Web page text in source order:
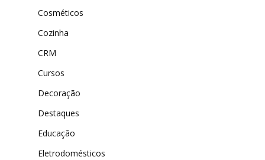
Cosméticos
Cozinha
CRM
Cursos
Decoração
Destaques
Educação
Eletrodomésticos